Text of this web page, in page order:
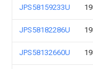
JPS58159233U
JPS58182286U
JPS58132660U